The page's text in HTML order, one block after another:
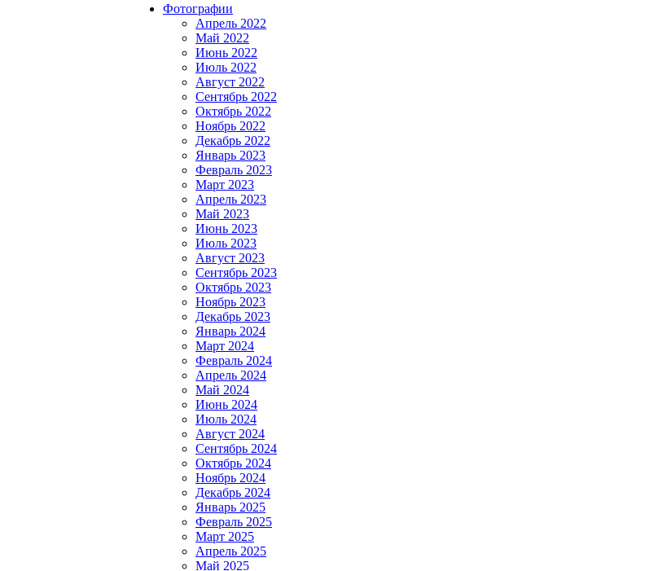
Фотографии
Апрель 2022
Май 2022
Июнь 2022
Июль 2022
Август 2022
Сентябрь 2022
Октябрь 2022
Ноябрь 2022
Декабрь 2022
Январь 2023
Февраль 2023
Март 2023
Апрель 2023
Май 2023
Июнь 2023
Июль 2023
Август 2023
Сентябрь 2023
Октябрь 2023
Ноябрь 2023
Декабрь 2023
Январь 2024
Март 2024
Февраль 2024
Апрель 2024
Май 2024
Июнь 2024
Июль 2024
Август 2024
Сентябрь 2024
Октябрь 2024
Ноябрь 2024
Декабрь 2024
Январь 2025
Февраль 2025
Март 2025
Апрель 2025
Май 2025